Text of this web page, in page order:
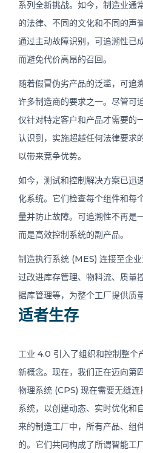
系列全新挑战。如今，制造业通
的法律、不同的文化和不同的声
通过主动故障识别，可追溯性已
而避免代价高昂的召回。
随着假冒伪劣产品的泛滥，可追
许多制造商的要求之一。尽管可
仅针对特定客户和产品才需要的
认识到，实施超越任何法律要求
以带来竞争优势。
如今，测试和控制解决方案已迅
化系统。它们检查每个组件和每
量并防止故障。可追溯性不再是
而是高效控制系统的副产品。
制造执行系统 ​​(MES) 连接至企
过改进库存管理、物料流、质量
据库管理等，为整个工厂提供质
适者生存
工业 4.0 引入了组织和控制整个
新概念。现在，我们正在迈向第
物理系统 (CPS) 现在需要无缝
系统，以创建动态、实时优化和
来的制造工厂中，所有产品、组
的。它们共同构成了所谓智能工